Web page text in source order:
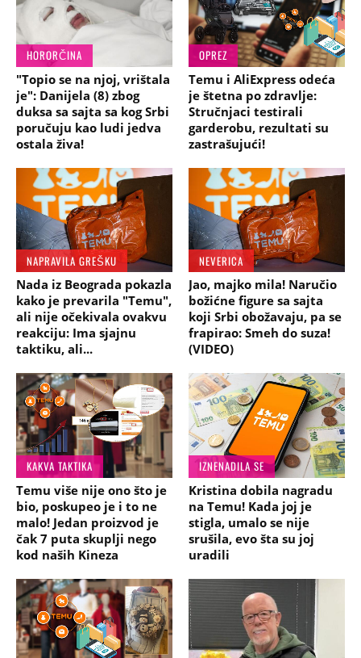
HORORČINA
"Topio se na njoj, vrištala
je": Danijela (8) zbog
duksa sa sajta sa kog Srbi
poručuju kao ludi jedva
ostala živa!
OPREZ
Temu i AliExpress odeća
je štetna po zdravlje:
Stručnjaci testirali
garderobu, rezultati su
zastrašujući!
NAPRAVILA GREŠKU
Nada iz Beograda pokazla
kako je prevarila "Temu",
ali nije očekivala ovakvu
reakciju: Ima sjajnu
taktiku, ali...
NEVERICA
Jao, majko mila! Naručio
božićne figure sa sajta
koji Srbi obožavaju, pa se
frapirao: Smeh do suza!
(VIDEO)
KAKVA TAKTIKA
Temu više nije ono što je
bio, poskupeo je i to ne
malo! Jedan proizvod je
čak 7 puta skuplji nego
kod naših Kineza
IZNENADILA SE
Kristina dobila nagradu
na Temu! Kada joj je
stigla, umalo se nije
srušila, evo šta su joj
uradili